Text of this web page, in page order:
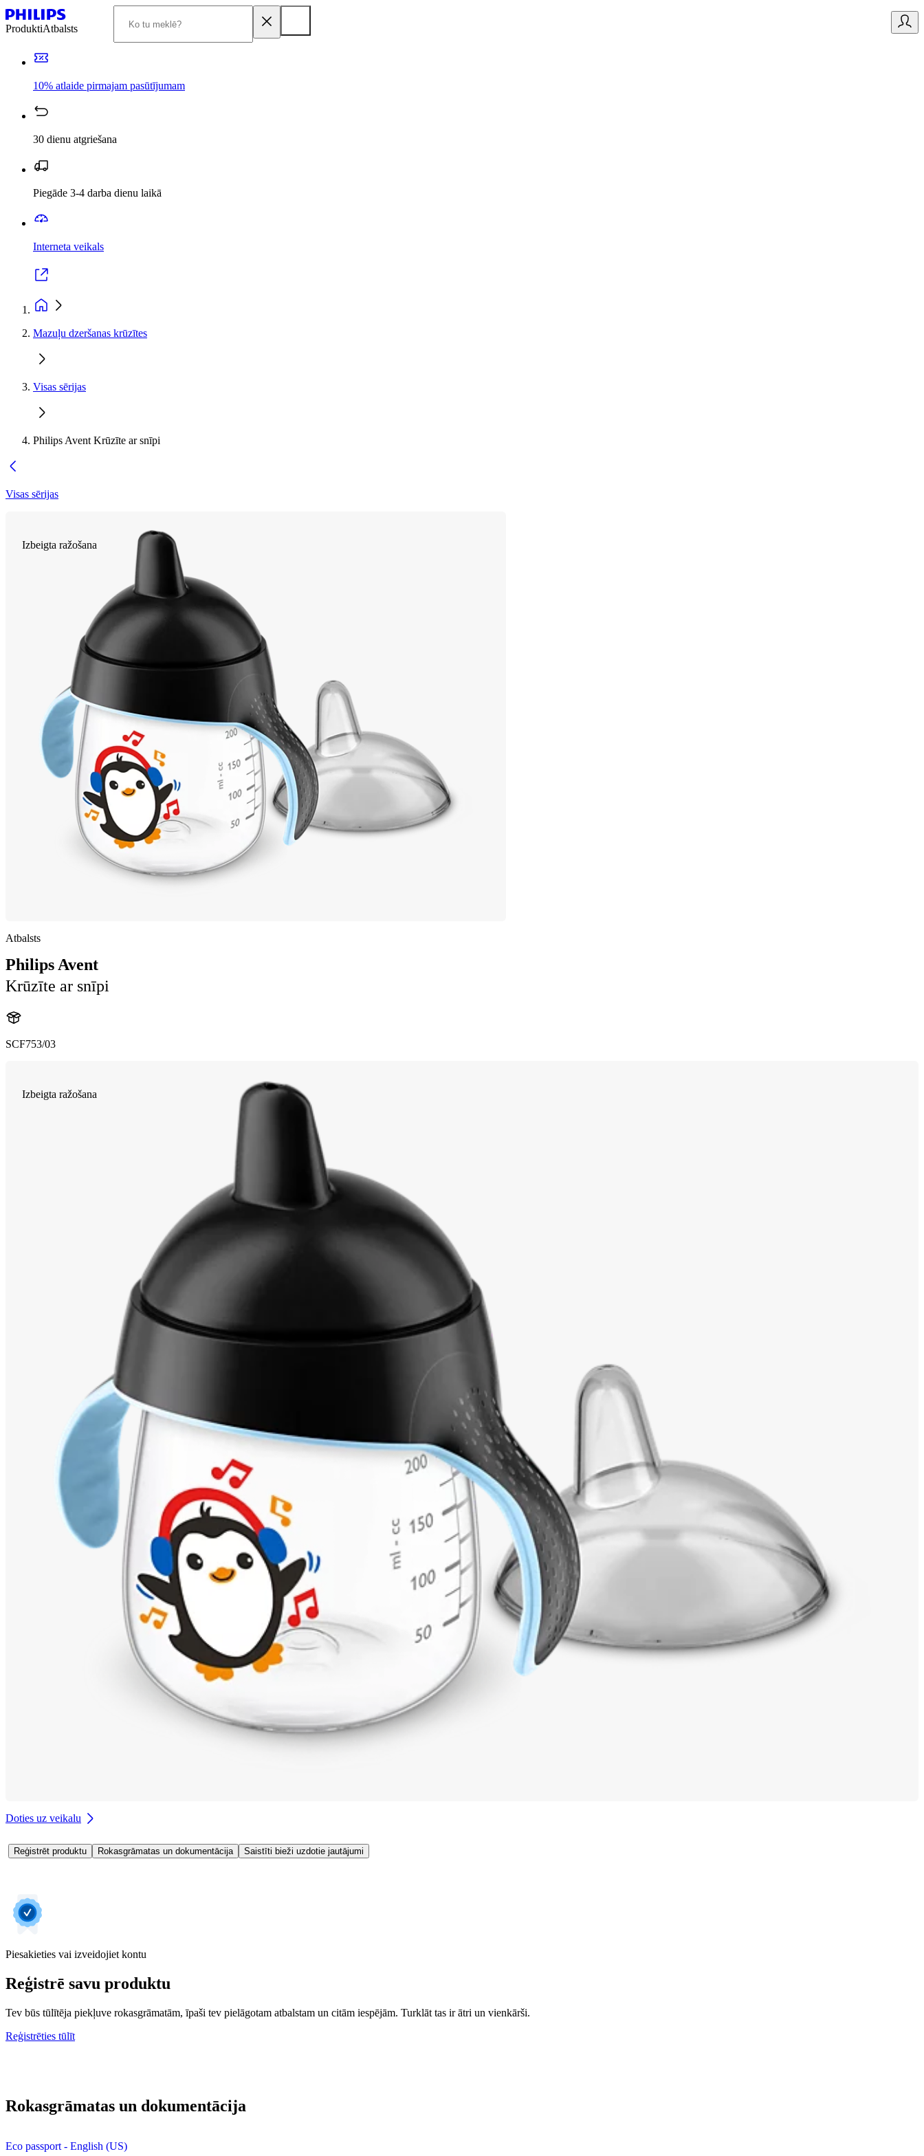
ProduktiAtbalsts
10% atlaide pirmajam pasūtījumam
30 dienu atgriešana
Piegāde 3-4 darba dienu laikā
Interneta veikals
Mazuļu dzeršanas krūzītes
Visas sērijas
Philips Avent Krūzīte ar snīpi
Visas sērijas
Izbeigta ražošana
Atbalsts
Philips Avent
Krūzīte ar snīpi
SCF753/03
Izbeigta ražošana
Doties uz veikalu
Reģistrēt produktu Rokasgrāmatas un dokumentācija Saistīti bieži uzdotie jautājumi
Piesakieties vai izveidojiet kontu
Reģistrē savu produktu
Tev būs tūlītēja piekļuve rokasgrāmatām, īpaši tev pielāgotam atbalstam un citām iespējām. Turklāt tas ir ātri un vienkārši.
Reģistrēties tūlīt
Rokasgrāmatas un dokumentācija
Eco passport - English (US)